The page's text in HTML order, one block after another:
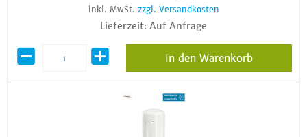
inkl. MwSt. zzgl. Versandkosten
Lieferzeit: Auf Anfrage
In den Warenkorb